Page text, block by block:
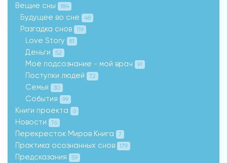
Вещие сны 184
Будущее во сне 48
Разгадка снов 119
Love Story 81
Деньги 52
Моё подсознание - мой врач 91
Поступки людей 72
Семья 30
События 99
Книги проекта 6
Новости 76
Перекресток Миров Книга 7
Практика осознанных снов 179
Предсказания 59